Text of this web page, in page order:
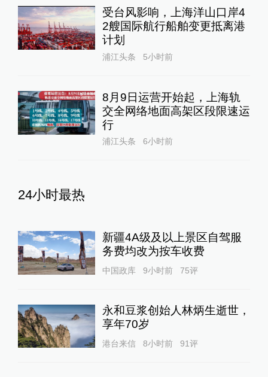
受台风影响，上海洋山口岸4
2艘国际航行船舶变更抵离港
计划
浦江头条 5小时前
8月9日运营开始起，上海轨
交全网络地面高架区段限速运
行
浦江头条 6小时前
24小时最热
新疆4A级及以上景区自驾服
务费均改为按车收费
中国政库 9小时前 75评
永和豆浆创始人林炳生逝世，
享年70岁
港台来信 8小时前 91评